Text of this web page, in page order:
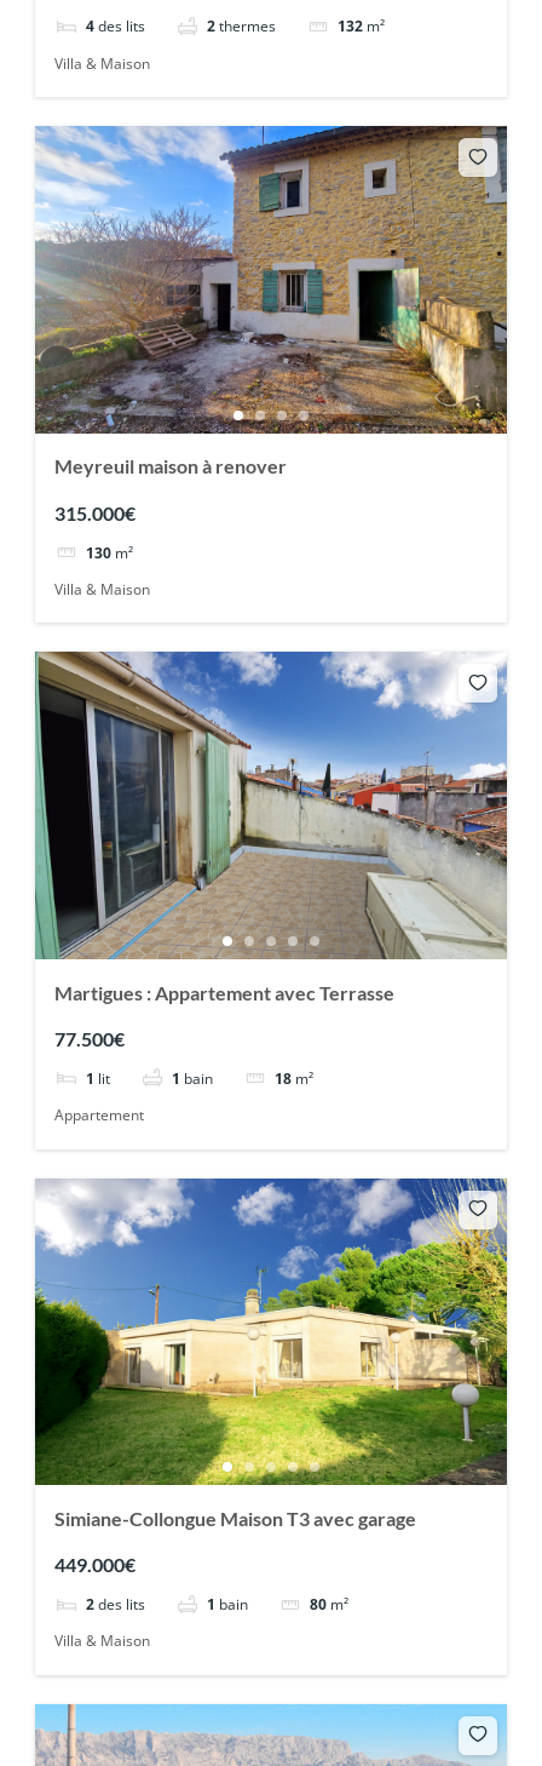
4 des lits 2 thermes 132 m²
Villa & Maison
Meyreuil maison à renover
315.000€
130 m²
Villa & Maison
Martigues : Appartement avec Terrasse
77.500€
1 lit 1 bain 18 m²
Appartement
Simiane-Collongue Maison T3 avec garage
449.000€
2 des lits 1 bain 80 m²
Villa & Maison